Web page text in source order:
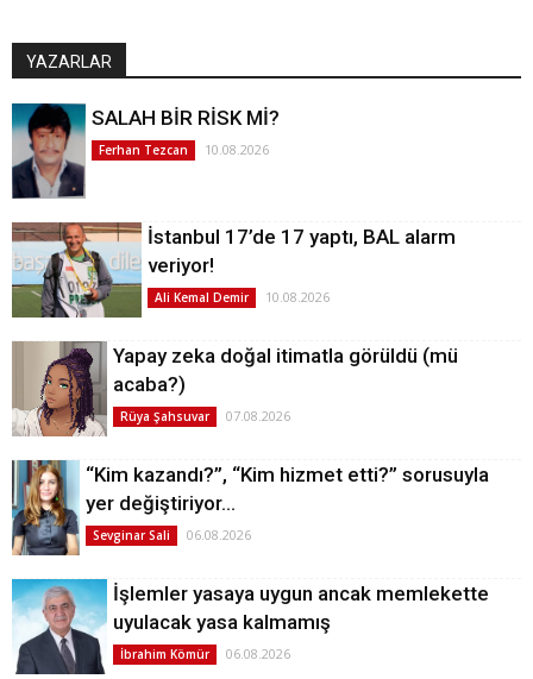
YAZARLAR
SALAH BİR RİSK Mİ?
Ferhan Tezcan 10.08.2026
İstanbul 17’de 17 yaptı, BAL alarm
veriyor!
Ali Kemal Demir 10.08.2026
Yapay zeka doğal itimatla görüldü (mü
acaba?)
Rüya Şahsuvar 07.08.2026
“Kim kazandı?”, “Kim hizmet etti?” sorusuyla
yer değiştiriyor…
Sevginar Sali 06.08.2026
İşlemler yasaya uygun ancak memlekette
uyulacak yasa kalmamış
İbrahim Kömür 06.08.2026